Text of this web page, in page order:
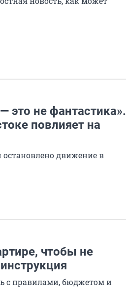
это не фантастика».
повлияет на
движение в
чтобы не
с правилами, бюджетом и